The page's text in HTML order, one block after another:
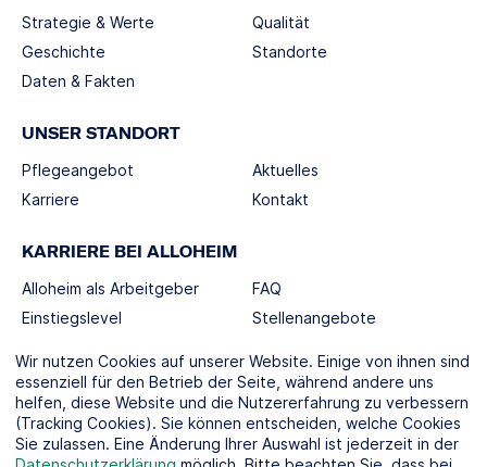
Strategie & Werte
Geschichte
Daten & Fakten
Qualität
Standorte
UNSER STANDORT
Pflegeangebot
Karriere
Aktuelles
Kontakt
KARRIERE BEI ALLOHEIM
Alloheim als Arbeitgeber
Einstiegslevel
FAQ
Stellenangebote
SOCIAL MEDIA
Wir nutzen Cookies auf unserer Website. Einige von ihnen sind
essenziell für den Betrieb der Seite, während andere uns
helfen, diese Website und die Nutzererfahrung zu verbessern
(Tracking Cookies). Sie können entscheiden, welche Cookies
Sie zulassen. Eine Änderung Ihrer Auswahl ist jederzeit in der